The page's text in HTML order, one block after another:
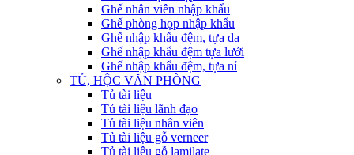
Ghế nhân viên nhập khẩu
Ghế phòng họp nhập khẩu
Ghế nhập khẩu đệm, tựa da
Ghế nhập khẩu đệm tựa lưới
Ghế nhập khẩu đệm, tựa nỉ
TỦ, HỘC VĂN PHÒNG
Tủ tài liệu
Tủ tài liệu lãnh đạo
Tủ tài liệu nhân viên
Tủ tài liệu gỗ verneer
Tủ tài liệu gỗ lamilate